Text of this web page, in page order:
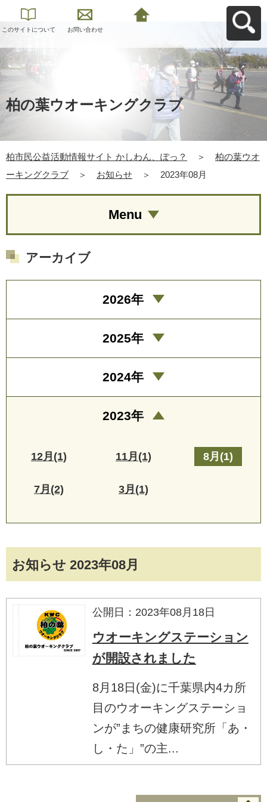
このサイトについて お問い合わせ
柏の葉ウオーキングクラブ
柏市民公益活動情報サイト かしわん、ぽっ？ ＞
柏の葉ウオ
ーキングクラブ
＞ お知らせ ＞ 2023年08月
お知らせ 2023年08月
公開日：2023年08月18日
ウオーキングステーション
が開設されました
8月18日(金)に千葉県内4カ所
目のウオーキングステーショ
ンが”まちの健康研究所「あ・
し・た」”の主...
Menu
アーカイブ
2026年
2025年
2024年
2023年
12月(1) 11月(1) 8月(1)
7月(2) 3月(1)